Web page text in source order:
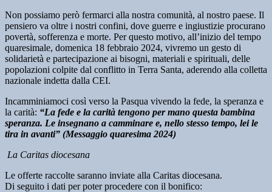
Non possiamo però fermarci alla nostra comunità, al nostro paese. Il
pensiero va oltre i nostri confini, dove guerre e ingiustizie procurano
povertà, sofferenza e morte. Per questo motivo, all’inizio del tempo
quaresimale, domenica 18 febbraio 2024, vivremo un gesto di
solidarietà e partecipazione ai bisogni, materiali e spirituali, delle
popolazioni colpite dal conflitto in Terra Santa, aderendo alla colletta
nazionale indetta dalla CEI.
Incamminiamoci così verso la Pasqua vivendo la fede, la speranza e
la carità: “La fede e la carità tengono per mano questa bambina
speranza. Le insegnano a camminare e, nello stesso tempo, lei le
tira in avanti” (Messaggio quaresima 2024)
La Caritas diocesana
Le offerte raccolte saranno inviate alla Caritas diocesana.
Di seguito i dati per poter procedere con il bonifico: